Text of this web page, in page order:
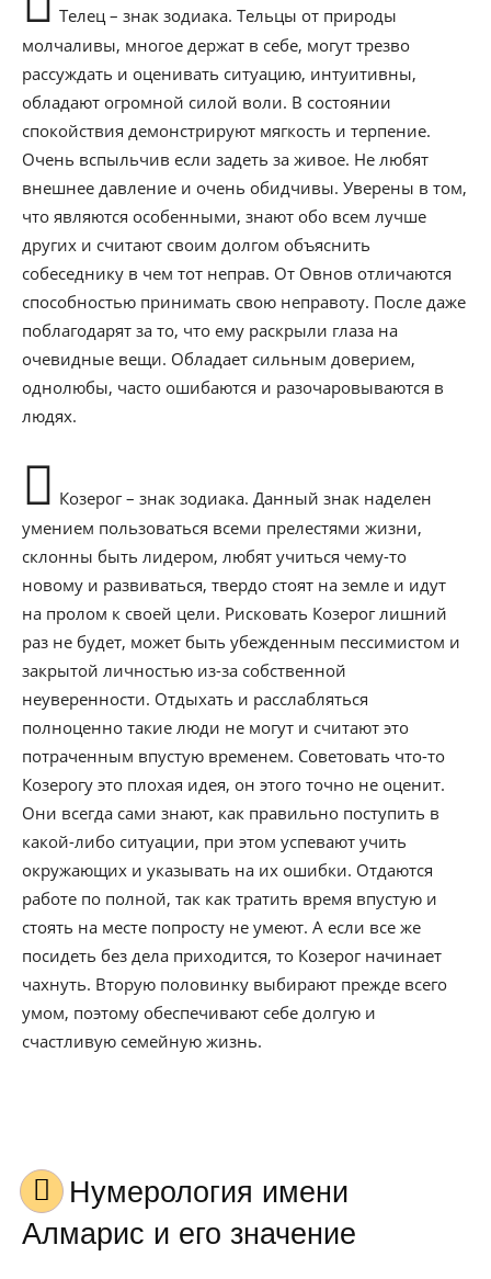
Телец – знак зодиака. Тельцы от природы
молчаливы, многое держат в себе, могут трезво
рассуждать и оценивать ситуацию, интуитивны,
обладают огромной силой воли. В состоянии
спокойствия демонстрируют мягкость и терпение.
Очень вспыльчив если задеть за живое. Не любят
внешнее давление и очень обидчивы. Уверены в том,
что являются особенными, знают обо всем лучше
других и считают своим долгом объяснить
собеседнику в чем тот неправ. От Овнов отличаются
способностью принимать свою неправоту. После даже
поблагодарят за то, что ему раскрыли глаза на
очевидные вещи. Обладает сильным доверием,
однолюбы, часто ошибаются и разочаровываются в
людях.
Козерог – знак зодиака. Данный знак наделен
умением пользоваться всеми прелестями жизни,
склонны быть лидером, любят учиться чему-то
новому и развиваться, твердо стоят на земле и идут
на пролом к своей цели. Рисковать Козерог лишний
раз не будет, может быть убежденным пессимистом и
закрытой личностью из-за собственной
неуверенности. Отдыхать и расслабляться
полноценно такие люди не могут и считают это
потраченным впустую временем. Советовать что-то
Козерогу это плохая идея, он этого точно не оценит.
Они всегда сами знают, как правильно поступить в
какой-либо ситуации, при этом успевают учить
окружающих и указывать на их ошибки. Отдаются
работе по полной, так как тратить время впустую и
стоять на месте попросту не умеют. А если все же
посидеть без дела приходится, то Козерог начинает
чахнуть. Вторую половинку выбирают прежде всего
умом, поэтому обеспечивают себе долгую и
счастливую семейную жизнь.
Нумерология имени
Алмарис и его значение